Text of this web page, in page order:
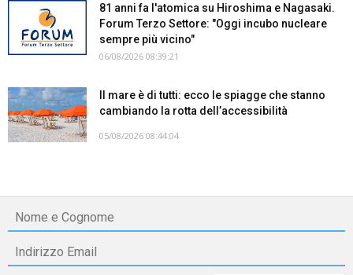
81 anni fa l'atomica su Hiroshima e Nagasaki.
Forum Terzo Settore: "Oggi incubo nucleare
sempre più vicino"
06/08/2026 08:39:21
Il mare è di tutti: ecco le spiagge che stanno
cambiando la rotta dell’accessibilità
05/08/2026 08:44:04